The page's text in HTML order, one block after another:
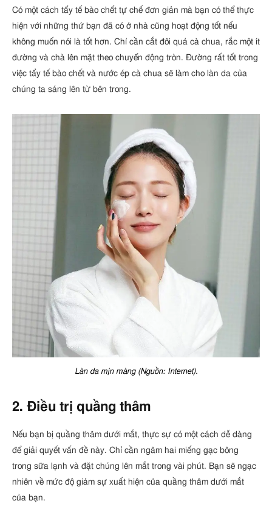
Có một cách tẩy tế bào chết tự chế đơn giản mà bạn có thể thực
hiện với những thứ bạn đã có ở nhà cũng hoạt động tốt nếu
không muốn nói là tốt hơn. Chỉ cần cắt đôi quả cà chua, rắc một ít
đường và chà lên mặt theo chuyển động tròn. Đường rất tốt trong
việc tẩy tế bào chết và nước ép cà chua sẽ làm cho làn da của
chúng ta sáng lên từ bên trong.
Làn da mịn màng (Nguồn: Internet).
2. Điều trị quầng thâm
Nếu bạn bị quầng thâm dưới mắt, thực sự có một cách dễ dàng
để giải quyết vấn đề này. Chỉ cần ngâm hai miếng gạc bông
trong sữa lạnh và đặt chúng lên mắt trong vài phút. Bạn sẽ ngạc
nhiên về mức độ giảm sự xuất hiện của quầng thâm dưới mắt
của bạn.